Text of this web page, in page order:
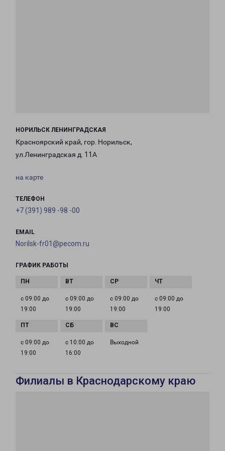
НОРИЛЬСК ЛЕНИНГРАДСКАЯ
Красноярский край, гор. Норильск,
ул.Ленинградская д. 11А
на карте
ТЕЛЕФОН
+7 (391) 989 -98 -00
EMAIL
Norilsk-fr01@pecom.ru
ГРАФИК РАБОТЫ
с 09:00 до
19:00
с 09:00 до
19:00
с 09:00 до
19:00
с 09:00 до
19:00
с 09:00 до
19:00
с 10:00 до
16:00
Выходной
Филиалы в Краснодарскому краю